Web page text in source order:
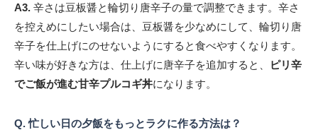
A3. 辛さは豆板醤と輪切り唐辛子の量で調整できます。辛さ
を控えめにしたい場合は、豆板醤を少なめにして、輪切り唐
辛子を仕上げにのせないようにすると食べやすくなります。
辛い味が好きな方は、仕上げに唐辛子を追加すると、
ピリ辛
でご飯が進む甘辛プルコギ丼になります。
Q. 忙しい日の夕飯をもっとラクに作る方法は？